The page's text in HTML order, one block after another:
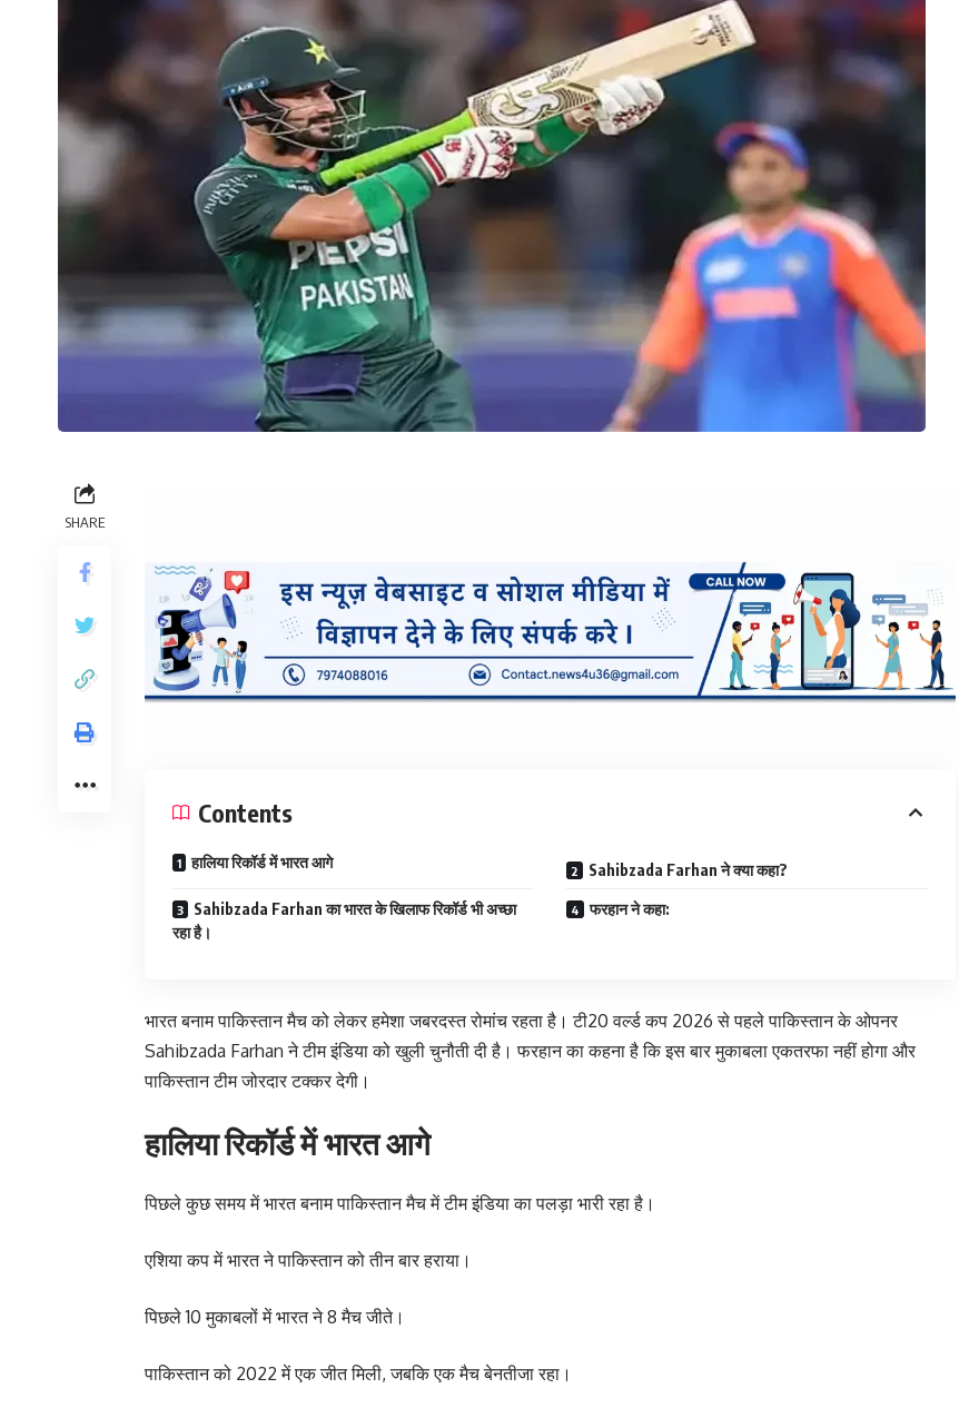
SHARE
Contents
हालिया रिकॉर्ड में भारत आगे Sahibzada Farhan ने क्या कहा?
Sahibzada Farhan का भारत के खिलाफ रिकॉर्ड भी अच्छा
रहा है।
फरहान ने कहा:
भारत बनाम पाकिस्तान मैच को लेकर हमेशा जबरदस्त रोमांच रहता है। टी20 वर्ल्ड कप 2026 से पहले पाकिस्तान के ओपनर
Sahibzada Farhan ने टीम इंडिया को खुली चुनौती दी है। फरहान का कहना है कि इस बार मुकाबला एकतरफा नहीं होगा और
पाकिस्तान टीम जोरदार टक्कर देगी।
हालिया रिकॉर्ड में भारत आगे
पिछले कुछ समय में भारत बनाम पाकिस्तान मैच में टीम इंडिया का पलड़ा भारी रहा है।
एशिया कप में भारत ने पाकिस्तान को तीन बार हराया।
पिछले 10 मुकाबलों में भारत ने 8 मैच जीते।
पाकिस्तान को 2022 में एक जीत मिली, जबकि एक मैच बेनतीजा रहा।